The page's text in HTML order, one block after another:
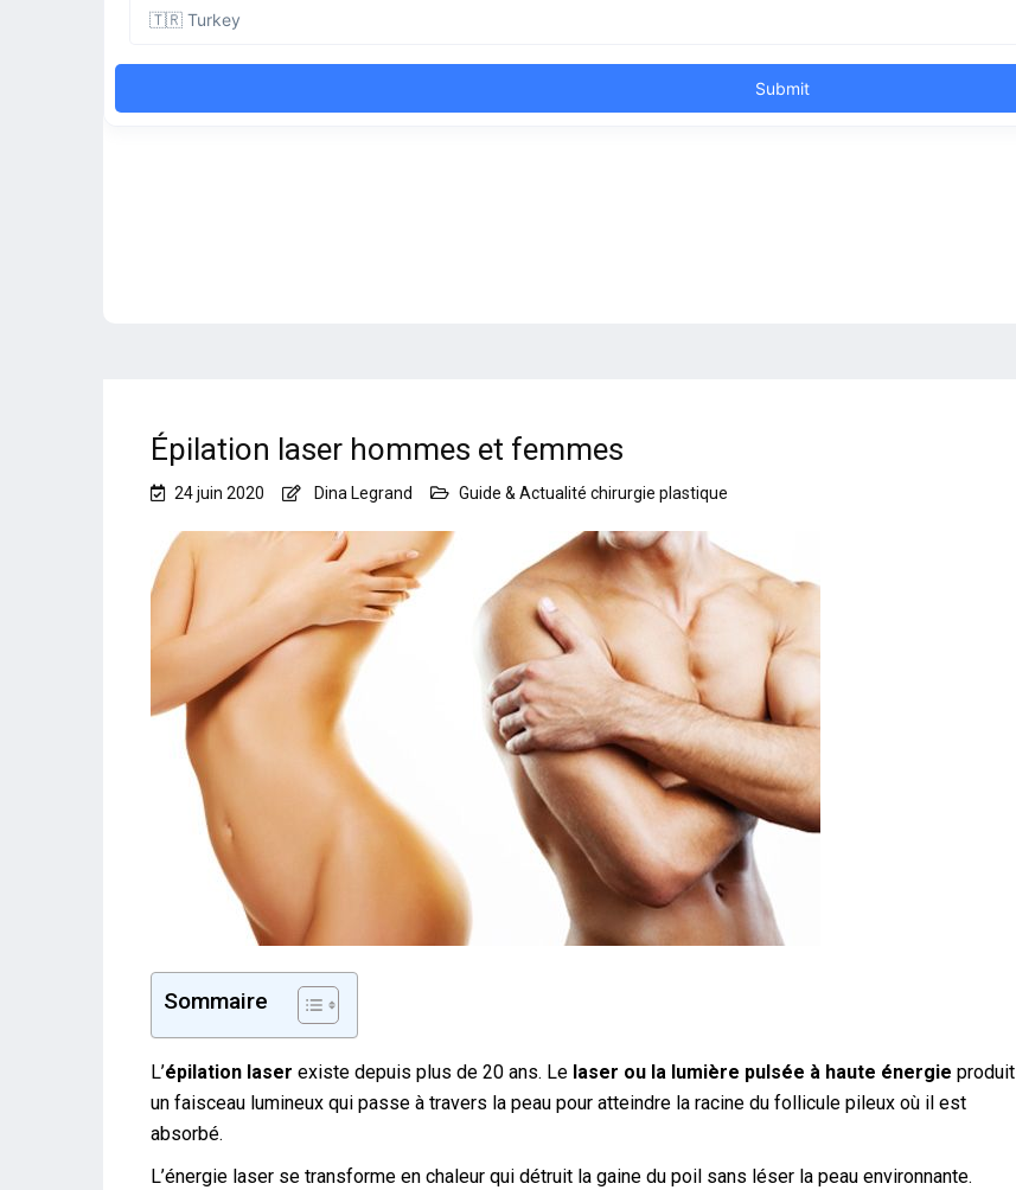
Épilation laser hommes et femmes
24 juin 2020 Dina Legrand Guide & Actualité chirurgie plastique
Sommaire
L’épilation laser existe depuis plus de 20 ans. Le laser ou la lumière pulsée à haute énergie produit
un faisceau lumineux qui passe à travers la peau pour atteindre la racine du follicule pileux où il est
absorbé.
L’énergie laser se transforme en chaleur qui détruit la gaine du poil sans léser la peau environnante.